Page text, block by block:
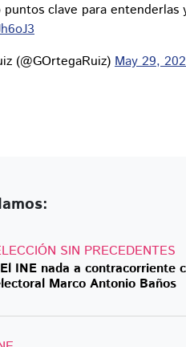
clave para entenderlas
(@GOrtegaRuiz) May 29,
SIN PRECEDENTES
INE nada a contracorriente
Marco Antonio Baños